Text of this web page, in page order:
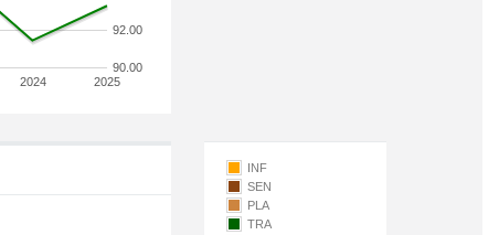
2024 2025
90.00
92.00
INF
SEN
PLA
TRA